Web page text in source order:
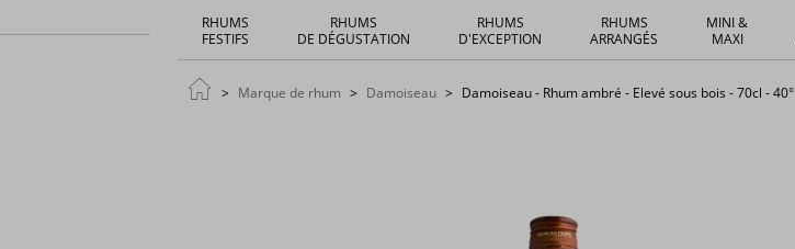
RHUMS
FESTIFS
RHUMS
DE DÉGUSTATION
RHUMS
D'EXCEPTION
RHUMS
ARRANGÉS
MINI &
MAXI
Marque de rhum Damoiseau Damoiseau - Rhum ambré - Elevé sous bois - 70cl - 40°